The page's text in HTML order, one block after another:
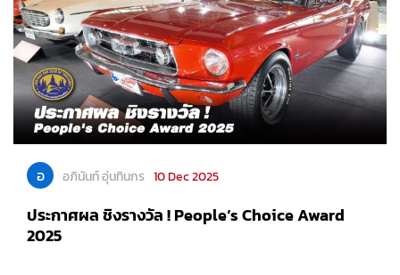
อ อภินันท์ อุ่นทินกร 10 Dec 2025
ประกาศผล ชิงรางวัล ! People‘s Choice Award
2025